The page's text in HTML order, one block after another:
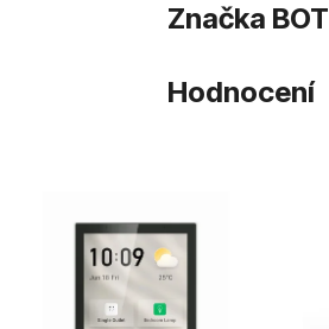
Značka BOT
Hodnocení